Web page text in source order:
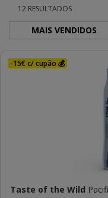
12 RESULTADOS
-15€ c/ cupão 💰
Taste of the Wild